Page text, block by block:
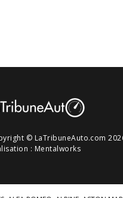
© LaTribuneAuto.com
: Mentalworks